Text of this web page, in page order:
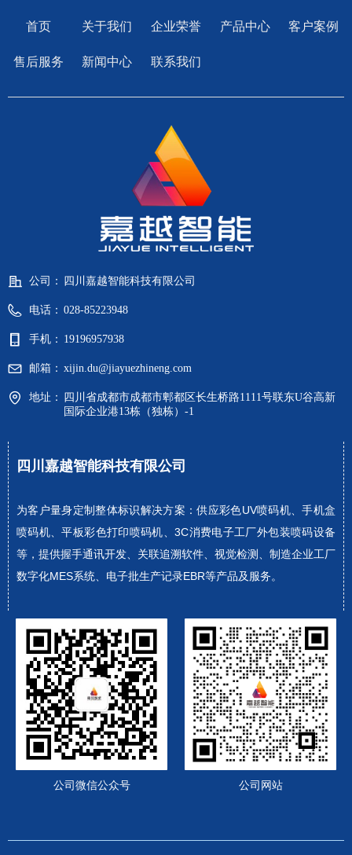
公司微信公众号 公司网站
四川嘉越智能科技有限公司
为客户量身定制整体标识解决方案：供应彩色UV喷码机、手机盒
喷码机、平板彩色打印喷码机、3C消费电子工厂外包装喷码设备
等，提供握手通讯开发、关联追溯软件、视觉检测、制造企业工厂
数字化MES系统、电子批生产记录EBR等产品及服务。
公司： 四川嘉越智能科技有限公司
电话： 028-85223948
手机： 19196957938
邮箱： xijin.du@jiayuezhineng.com
地址：
四川省成都市成都市郫都区长生桥路1111号联东U谷高新
国际企业港13栋（独栋）-1
首页 关于我们 产品中心 客户案例
售后服务 新闻中心 联系我们
企业荣誉